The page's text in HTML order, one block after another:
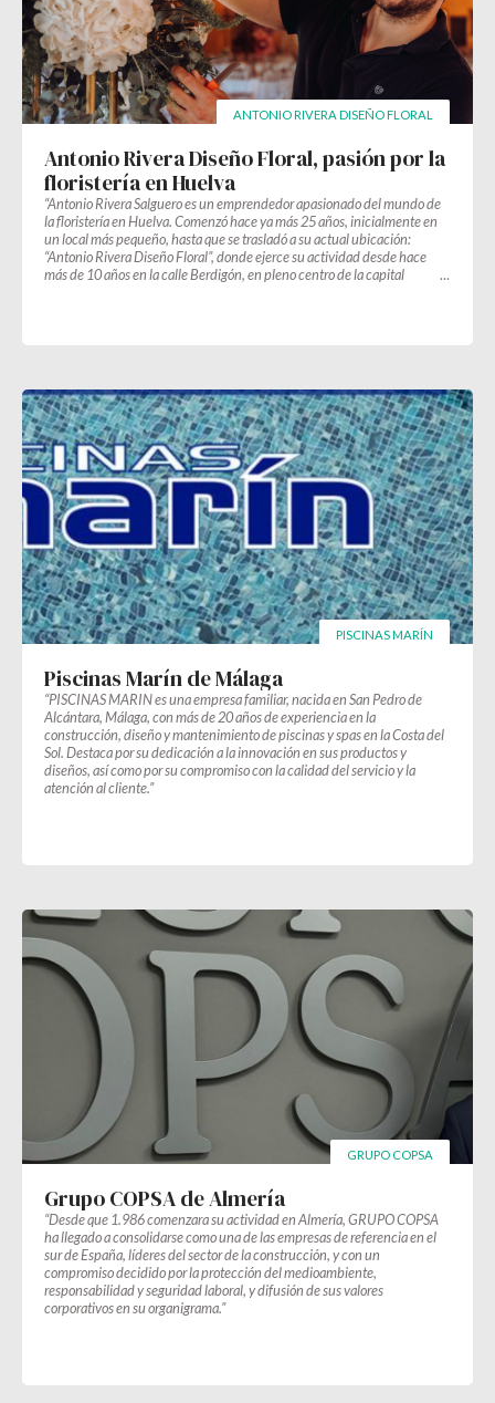
ANTONIO RIVERA DISEÑO FLORAL
Antonio Rivera Diseño Floral, pasión por la
floristería en Huelva
“Antonio Rivera Salguero es un emprendedor apasionado del mundo de
la floristería en Huelva. Comenzó hace ya más 25 años, inicialmente en
un local más pequeño, hasta que se trasladó a su actual ubicación:
“Antonio Rivera Diseño Floral”, donde ejerce su actividad desde hace
más de 10 años en la calle Berdigón, en pleno centro de la capital
PISCINAS MARÍN
Piscinas Marín de Málaga
“PISCINAS MARIN es una empresa familiar, nacida en San Pedro de
Alcántara, Málaga, con más de 20 años de experiencia en la
construcción, diseño y mantenimiento de piscinas y spas en la Costa del
Sol. Destaca por su dedicación a la innovación en sus productos y
diseños, así como por su compromiso con la calidad del servicio y la
atención al cliente.”
GRUPO COPSA
Grupo COPSA de Almería
“Desde que 1.986 comenzara su actividad en Almería, GRUPO COPSA
ha llegado a consolidarse como una de las empresas de referencia en el
sur de España, líderes del sector de la construcción, y con un
compromiso decidido por la protección del medioambiente,
responsabilidad y seguridad laboral, y difusión de sus valores
corporativos en su organigrama.”